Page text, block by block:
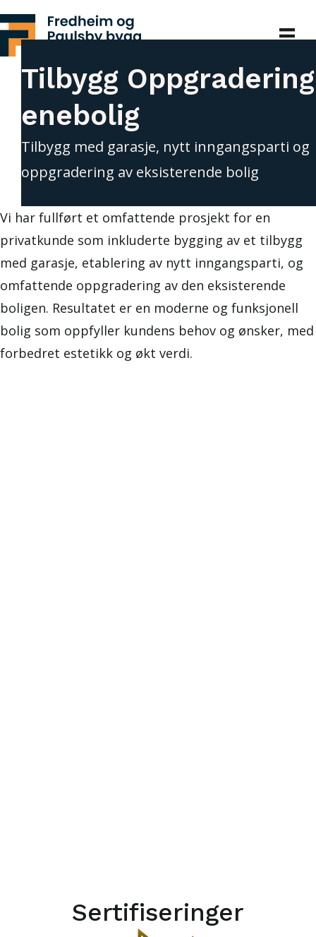
Tilbygg Oppgradering
enebolig
Tilbygg med garasje, nytt inngangsparti og
oppgradering av eksisterende bolig
Vi har fullført et omfattende prosjekt for en
privatkunde som inkluderte bygging av et tilbygg
med garasje, etablering av nytt inngangsparti, og
omfattende oppgradering av den eksisterende
boligen. Resultatet er en moderne og funksjonell
bolig som oppfyller kundens behov og ønsker, med
forbedret estetikk og økt verdi.
Sertifiseringer